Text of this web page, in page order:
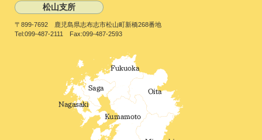
松山支所
〒899-7692 鹿児島県志布志市松山町新橋268番地
Tel:099-487-2111 Fax:099-487-2593